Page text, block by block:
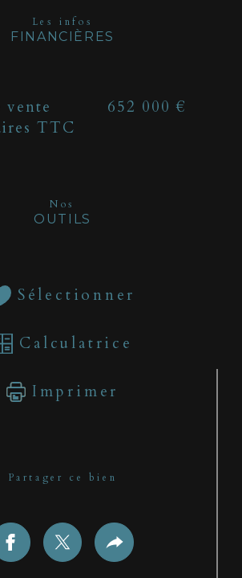
Les infos
FINANCIÈRES
vente
TTC
652 000 €
Nos
OUTILS
Sélectionner
Calculatrice
Imprimer
Partager ce bien